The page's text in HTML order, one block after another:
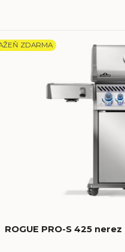
ROGUE PRO-S 425 nerez
ZDARMA